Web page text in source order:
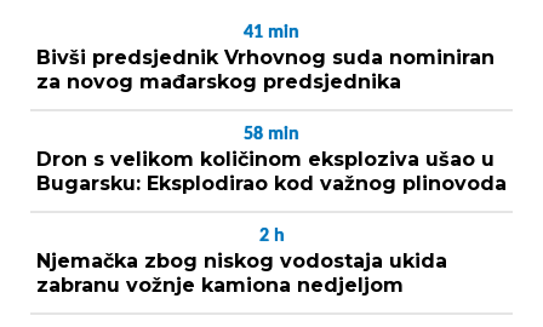
41 min
Bivši predsjednik Vrhovnog suda nominiran
za novog mađarskog predsjednika
58 min
Dron s velikom količinom eksploziva ušao u
Bugarsku: Eksplodirao kod važnog plinovoda
2 h
Njemačka zbog niskog vodostaja ukida
zabranu vožnje kamiona nedjeljom